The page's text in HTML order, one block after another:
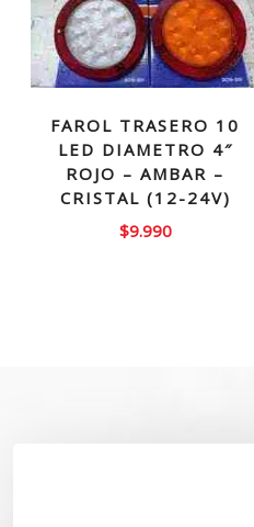
FAROL TRASERO 10
LED DIAMETRO 4″
ROJO – AMBAR –
CRISTAL (12-24V)
$9.990